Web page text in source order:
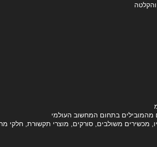
והקלטה
מהמובילים בתחום המחשוב העולמי
משולבים, סורקים, מוצרי תקשורת, חלקי מחשב,